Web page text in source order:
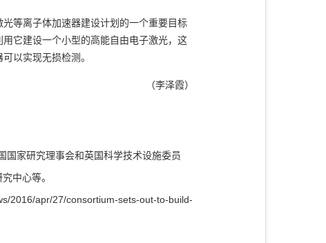
等离子体加速器建设计划的一个重要目标
它建设一个小型的高能自由电子激光，这
离子体加速器可以实现无损检测。
（李泽霞）
国家研究理事会和英国科学技术设施委员
中心等。
2016/apr/27/consortium-sets-out-to-build-